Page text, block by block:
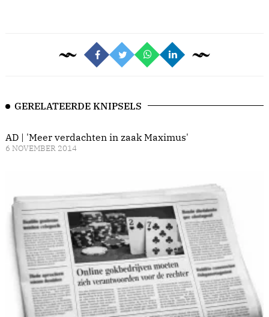
GERELATEERDE KNIPSELS
AD | 'Meer verdachten in zaak Maximus'
6 NOVEMBER 2014